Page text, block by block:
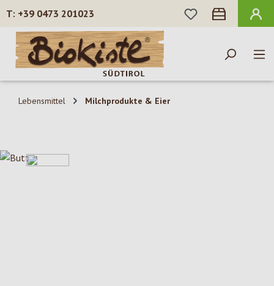
Zum Hauptinhalt springen
+39 0473 201023
DU HAST 0
Lebensmittel Milchprodukte & Eier
Bildergalerie überspringen